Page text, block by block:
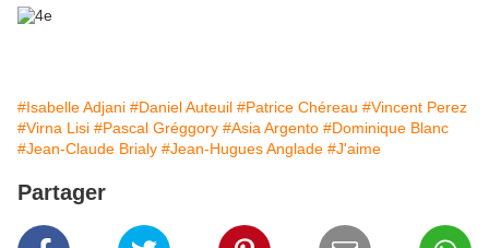
#Isabelle Adjani #Daniel Auteuil #Patrice Chéreau #Vincent Perez
#Virna Lisi #Pascal Gréggory #Asia Argento #Dominique Blanc
#Jean-Claude Brialy #Jean-Hugues Anglade #J'aime
Partager